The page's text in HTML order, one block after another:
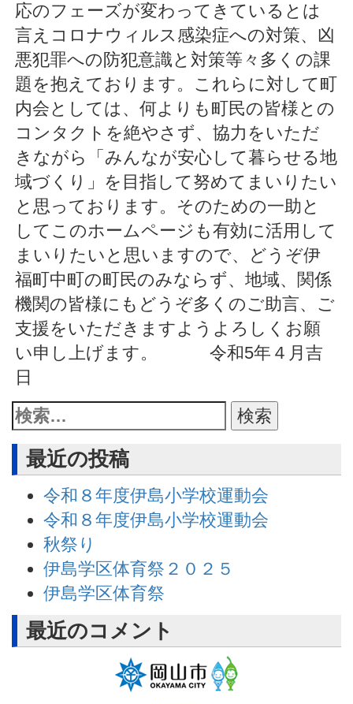
応のフェーズが変わってきているとは
言えコロナウィルス感染症への対策、凶
悪犯罪への防犯意識と対策等々多くの課
題を抱えております。これらに対して町
内会としては、何よりも町民の皆様との
コンタクトを絶やさず、協力をいただ
きながら「みんなが安心して暮らせる地
域づくり」を目指して努めてまいりたい
と思っております。そのための一助と
してこのホームページも有効に活用して
まいりたいと思いますので、どうぞ伊
福町中町の町民のみならず、地域、関係
機関の皆様にもどうぞ多くのご助言、ご
支援をいただきますようよろしくお願
い申し上げます。 令和5年４月吉
日
最近の投稿
令和８年度伊島小学校運動会
令和８年度伊島小学校運動会
秋祭り
伊島学区体育祭２０２５
伊島学区体育祭
最近のコメント